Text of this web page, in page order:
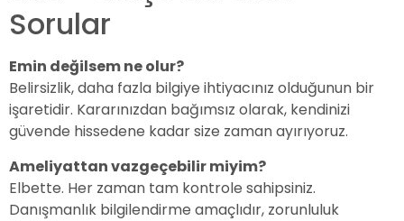
Sorular
Emin değilsem ne olur?
Belirsizlik, daha fazla bilgiye ihtiyacınız olduğunun bir
işaretidir. Kararınızdan bağımsız olarak, kendinizi
güvende hissedene kadar size zaman ayırıyoruz.
Ameliyattan vazgeçebilir miyim?
Elbette. Her zaman tam kontrole sahipsiniz.
Danışmanlık bilgilendirme amaçlıdır, zorunluluk